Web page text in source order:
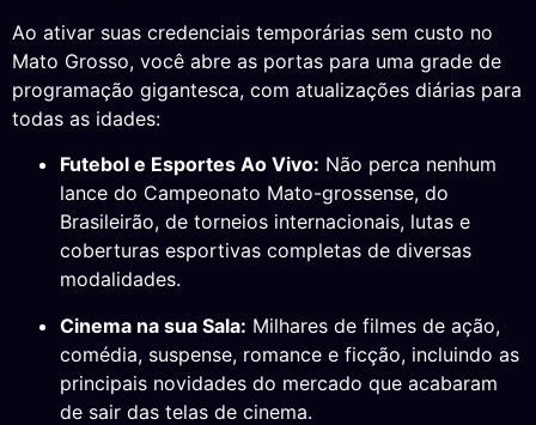
Ao ativar suas credenciais temporárias sem custo no
Mato Grosso, você abre as portas para uma grade de
programação gigantesca, com atualizações diárias para
todas as idades:
Futebol e Esportes Ao Vivo: Não perca nenhum
lance do Campeonato Mato-grossense, do
Brasileirão, de torneios internacionais, lutas e
coberturas esportivas completas de diversas
modalidades.
Cinema na sua Sala: Milhares de filmes de ação,
comédia, suspense, romance e ficção, incluindo as
principais novidades do mercado que acabaram
de sair das telas de cinema.